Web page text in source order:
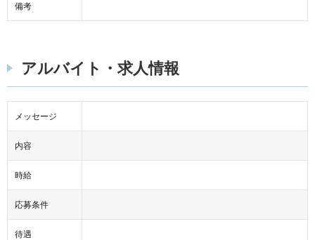
備考
アルバイト・求人情報
メッセージ
内容
時給
応募条件
待遇